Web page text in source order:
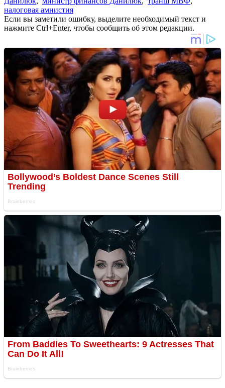
налоговая амнистия
Если вы заметили ошибку, выделите необходимый текст и
нажмите Ctrl+Enter, чтобы сообщить об этом редакции.